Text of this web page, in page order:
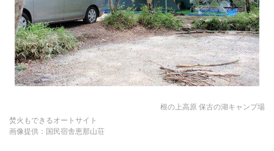
根の上高原 保古の湖キャンプ場
焚火もできるオートサイト
画像提供：国民宿舎恵那山荘